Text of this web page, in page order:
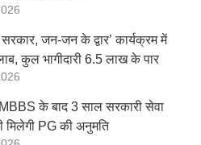
जन-जन के द्वार’ कार्यक्रम में
कुल भागीदारी 6.5 लाख के पार
के बाद 3 साल सरकारी सेवा
मिलेगी PG की अनुमति